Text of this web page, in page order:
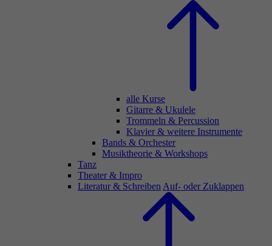
alle Kurse
Gitarre & Ukulele
Trommeln & Percussion
Klavier & weitere Instrumente
Bands & Orchester
Musiktheorie & Workshops
Tanz
Theater & Impro
Literatur & Schreiben Auf- oder Zuklappen